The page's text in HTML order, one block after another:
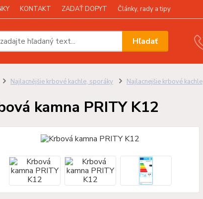
KONTAKT ZADAŤ DOPYT Články, rady a tipy
Hľadať
Najlacnějšie krbové kachle, sporáky Najlacnejšie krbové kachle
kamna PRITY K12